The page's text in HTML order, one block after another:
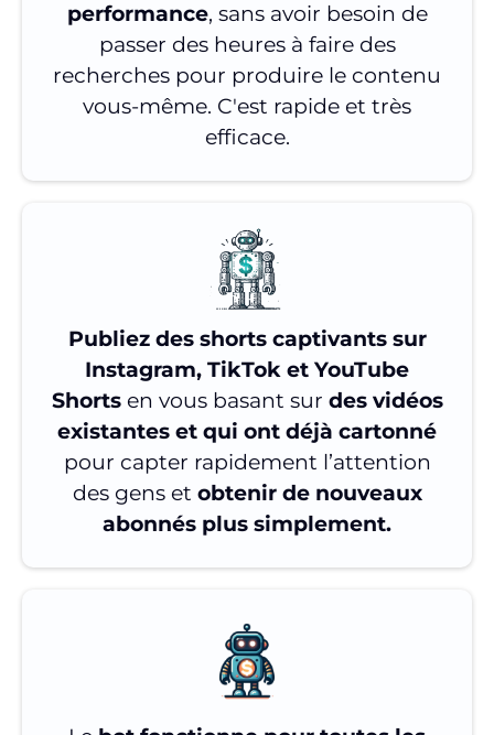
performance, sans avoir besoin de
passer des heures à faire des
recherches pour produire le contenu
vous-même. C'est rapide et très
efficace.
Publiez des shorts captivants sur
Instagram, TikTok et YouTube
Shortsen vous basant sur des vidéos
existantes et qui ont déjà cartonné
pour capter rapidement l’attention
des gens et obtenir de nouveaux
abonnés plus simplement.